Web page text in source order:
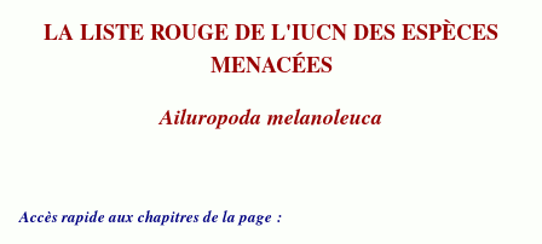
LA LISTE ROUGE DE L'IUCN DES ESPÈCES
MENACÉES
Ailuropoda melanoleuca
Accès rapide aux chapitres de la page :